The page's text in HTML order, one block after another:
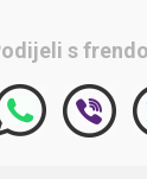
s